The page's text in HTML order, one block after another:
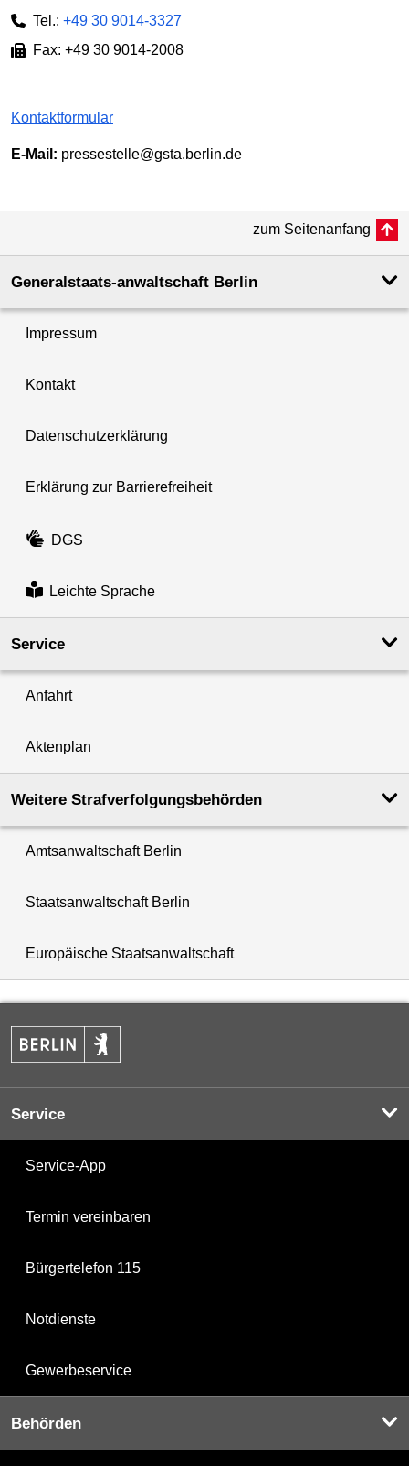
Tel.: +49 30 9014-3327
Fax: +49 30 9014-2008
Kontaktformular
E-Mail: pressestelle@gsta.berlin.de
zum Seitenanfang
Generalstaats-anwaltschaft Berlin
Impressum
Kontakt
Datenschutzerklärung
Erklärung zur Barrierefreiheit
DGS
Leichte Sprache
Service
Anfahrt
Aktenplan
Weitere Strafverfolgungs­behörden
Amtsanwaltschaft Berlin
Staatsanwaltschaft Berlin
Europäische Staatsanwaltschaft
Service
Service-App
Termin vereinbaren
Bürgertelefon 115
Notdienste
Gewerbeservice
Behörden